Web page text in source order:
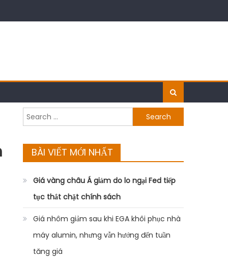
Search
for:
BÀI VIẾT MỚI NHẤT
Giá vàng châu Á giảm do lo ngại Fed tiếp
tục thắt chặt chính sách
Giá nhôm giảm sau khi EGA khôi phục nhà
máy alumin, nhưng vẫn hướng đến tuần
tăng giá